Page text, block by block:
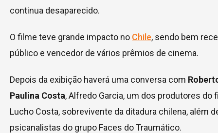
continua desaparecido.
O filme teve grande impacto no Chile, sendo bem
público e vencedor de vários prêmios de cinema.
Depois da exibição haverá uma conversa com
Paulina Costa, Alfredo Garcia, um dos produtores do
Lucho Costa, sobrevivente da ditadura chilena, além
psicanalistas do grupo Faces do Traumático.